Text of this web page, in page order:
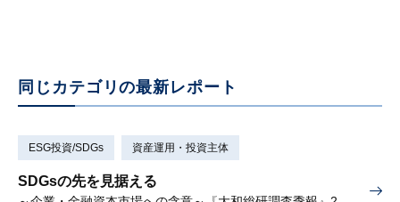
同じカテゴリの最新レポート
ESG投資/SDGs 資産運用・投資主体
SDGsの先を見据える